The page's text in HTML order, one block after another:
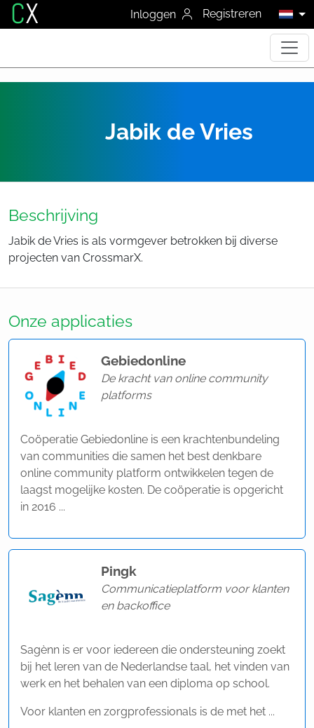
CX Inloggen Registreren
Jabik de Vries
Beschrijving
Jabik de Vries is als vormgever betrokken bij diverse
projecten van CrossmarX.
Onze applicaties
Gebiedonline
De kracht van online community
platforms
Coöperatie Gebiedonline is een krachtenbundeling
van communities die samen het best denkbare
online community platform ontwikkelen tegen de
laagst mogelijke kosten. De coöperatie is opgericht
in 2016 ...
Pingk
Communicatieplatform voor klanten
en backoffice
Sagènn is er voor iedereen die ondersteuning zoekt
bij het leren van de Nederlandse taal, het vinden van
werk en het behalen van een diploma op school.
Voor klanten en zorgprofessionals is de met het ...